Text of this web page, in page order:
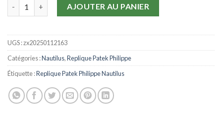
AJOUTER AU PANIER
UGS :zx20250112163
Catégories :Nautilus,Replique Patek Philippe
Étiquette :Replique Patek Philippe Nautilus